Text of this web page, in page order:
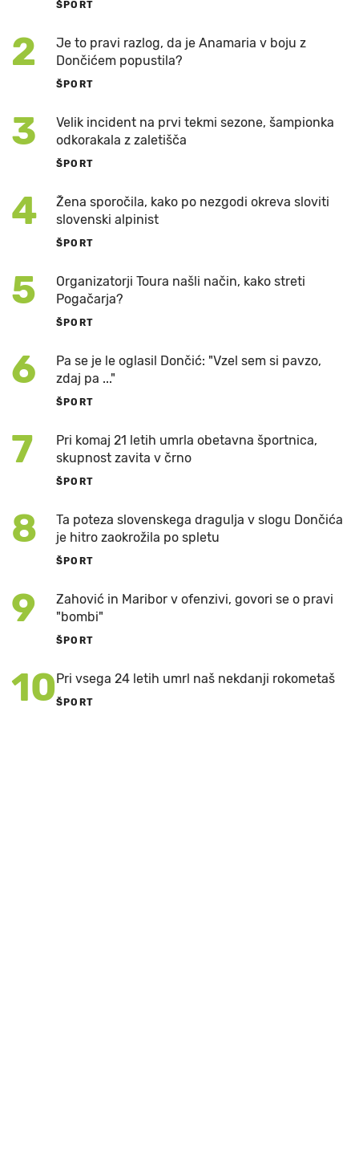
ŠPORT
2
Je to pravi razlog, da je Anamaria v boju z
Dončićem popustila?
ŠPORT
3
Velik incident na prvi tekmi sezone, šampionka
odkorakala z zaletišča
ŠPORT
4
Žena sporočila, kako po nezgodi okreva sloviti
slovenski alpinist
ŠPORT
5
Organizatorji Toura našli način, kako streti
Pogačarja?
ŠPORT
6
Pa se je le oglasil Dončić: "Vzel sem si pavzo,
zdaj pa ..."
ŠPORT
7
Pri komaj 21 letih umrla obetavna športnica,
skupnost zavita v črno
ŠPORT
8
Ta poteza slovenskega dragulja v slogu Dončića
je hitro zaokrožila po spletu
ŠPORT
9
Zahović in Maribor v ofenzivi, govori se o pravi
"bombi"
ŠPORT
10Pri vsega 24 letih umrl naš nekdanji rokometaš
ŠPORT